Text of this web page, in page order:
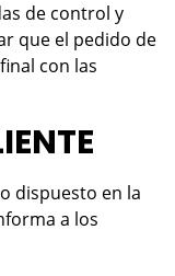
de control y
que el pedido de
con las
dispuesto en la
a los